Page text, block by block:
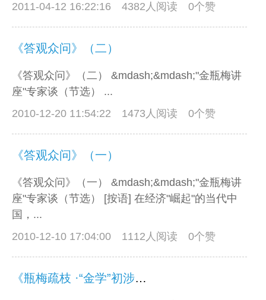
2011-04-12 16:22:16
4382人阅读 0个赞
《答观众问》（二）
《答观众问》（二） &mdash;&mdash;"金瓶梅讲
座"专家谈（节选） ...
2010-12-20 11:54:22
1473人阅读 0个赞
《答观众问》（一）
《答观众问》（一） &mdash;&mdash;"金瓶梅讲
座"专家谈（节选） [按语] 在经济"崛起"的当代中
国，...
2010-12-10 17:04:00
1112人阅读 0个赞
《瓶梅疏枝 ·“金学”初涉》（三）